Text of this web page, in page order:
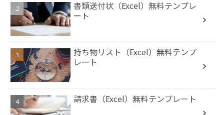
書類送付状（Excel）無料テンプレ
ート
持ち物リスト（Excel）無料テンプ
レート
請求書（Excel）無料テンプレート